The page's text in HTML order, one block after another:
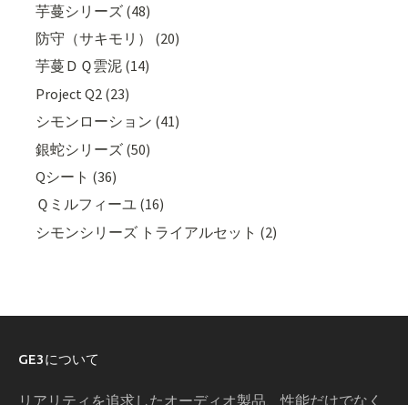
芋蔓シリーズ (48)
防守（サキモリ） (20)
芋蔓ＤＱ雲泥 (14)
Project Q2 (23)
シモンローション (41)
銀蛇シリーズ (50)
Qシート (36)
Ｑミルフィーユ (16)
シモンシリーズ トライアルセット (2)
GE3について
リアリティを追求したオーディオ製品、性能だけでなく